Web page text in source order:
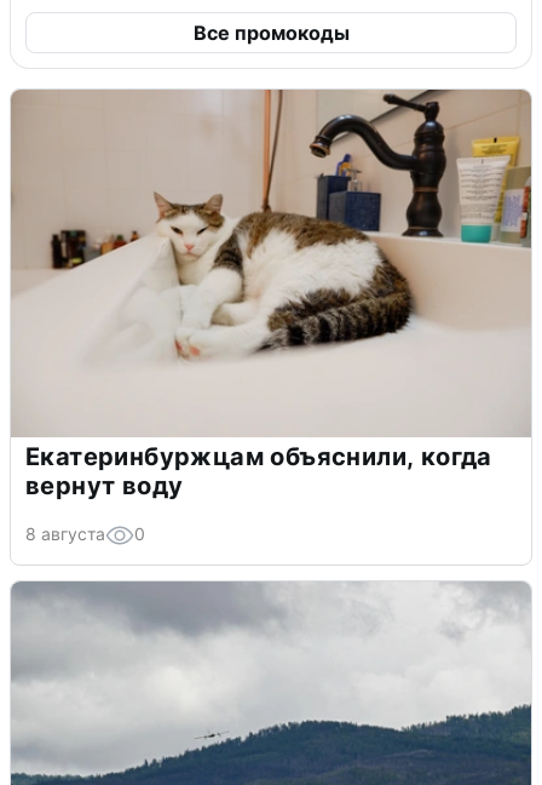
Все промокоды
Екатеринбуржцам объяснили, когда
вернут воду
8 августа 0